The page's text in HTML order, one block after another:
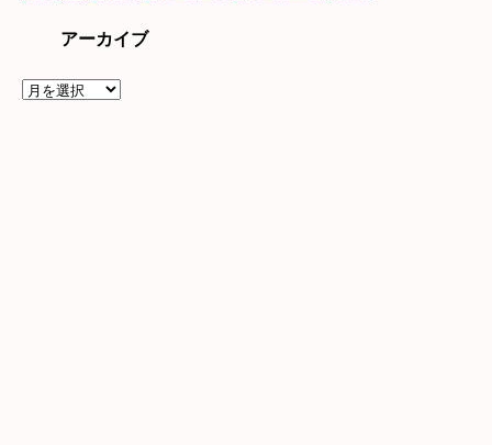
アーカイブ
ア